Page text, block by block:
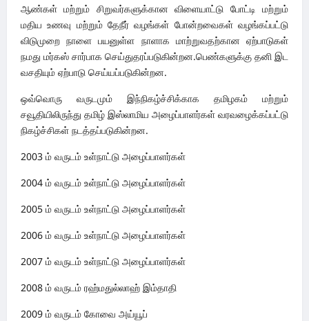
ஆண்கள் மற்றும் சிறுவர்களுக்கான விளையாட்டு போட்டி மற்றும்
மதிய உணவு மற்றும் தேநீர் வழங்கள் போன்றவைகள் வழங்கப்பட்டு
விடுமுறை நாளை பயனுள்ள நாளாக மாற்றுவதற்கான ஏற்பாடுகள்
நமது மர்கஸ் சார்பாக செய்துதரப்படுகின்றன.பெண்களுக்கு தனி இட
வசதியும் ஏற்பாடு செய்யப்படுகின்றன.
ஒவ்வொரு வருடமும் இந்நிகழ்ச்சிக்காக தமிழகம் மற்றும்
சவூதியிலிருந்து தமிழ் இஸ்லாமிய அழைப்பாளர்கள் வரவழைக்கப்பட்டு
நிகழ்ச்சிகள் நடத்தப்படுகின்றன.
2003 ம் வருடம் உள்நாட்டு அழைப்பாளர்கள்
2004 ம் வருடம் உள்நாட்டு அழைப்பாளர்கள்
2005 ம் வருடம் உள்நாட்டு அழைப்பாளர்கள்
2006 ம் வருடம் உள்நாட்டு அழைப்பாளர்கள்
2007 ம் வருடம் உள்நாட்டு அழைப்பாளர்கள்
2008 ம் வருடம் ரஹ்மதுல்லாஹ் இம்தாதி
2009 ம் வருடம் கோவை அய்யூப்